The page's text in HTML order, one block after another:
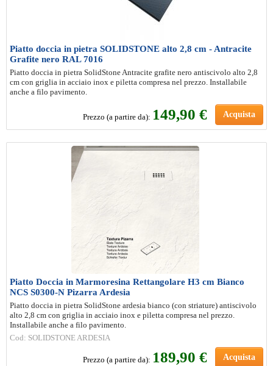
Piatto doccia in pietra SOLIDSTONE alto 2,8 cm - Antracite
Grafite nero RAL 7016
Piatto doccia in pietra SolidStone Antracite grafite nero antiscivolo alto 2,8
cm con griglia in acciaio inox e piletta compresa nel prezzo. Installabile
anche a filo pavimento.
Prezzo (a partire da): 149,90 € Acquista
Piatto Doccia in Marmoresina Rettangolare H3 cm Bianco
NCS S0300-N Pizarra Ardesia
Piatto doccia in pietra SolidStone ardesia bianco (con striature) antiscivolo
alto 2,8 cm con griglia in acciaio inox e piletta compresa nel prezzo.
Installabile anche a filo pavimento.
Cod: SOLIDSTONE ARDESIA
Prezzo (a partire da): 189,90 € Acquista